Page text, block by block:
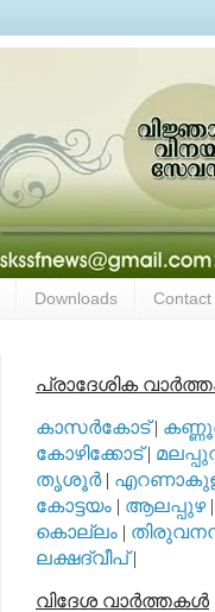
Downloads Contact
പ്രാദേശിക
കാസര്‍കോട്|
കോഴിക്കോട്|
തൃശൂര്‍|
കോട്ടയം | ആലപ്പുഴ|
കൊല്ലം |
ലക്ഷദ്വീപ്|
വിദേശ വാര്‍ത്തകള്‍